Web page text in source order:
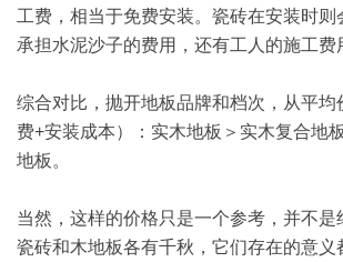
工费，相当于免费安装。瓷砖在安装时则
承担水泥沙子的费用，还有工人的施工费
综合对比，抛开地板品牌和档次，从平均
费+安装成本）：实木地板＞实木复合地
地板。
当然，这样的价格只是一个参考，并不是
瓷砖和木地板各有千秋，它们存在的意义